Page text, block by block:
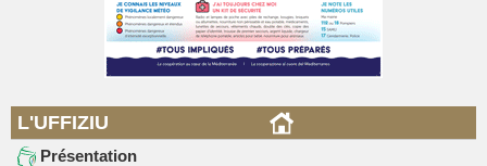
L'UFFIZIU
Présentation